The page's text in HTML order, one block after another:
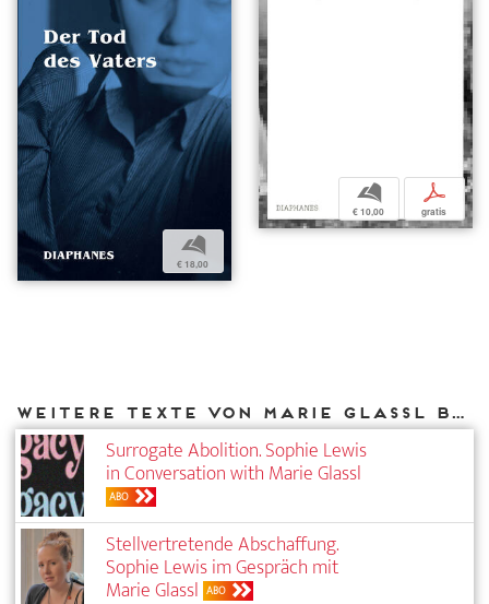
b
€ 18,00
b
€ 10,00
p
gratis
Weitere Texte von Marie Glassl bei DIAPHANES
Surrogate Abolition. Sophie Lewis
in Conversation with Marie Glassl
ABO
Stellvertretende Abschaffung.
Sophie Lewis im Gespräch mit
Marie Glassl ABO